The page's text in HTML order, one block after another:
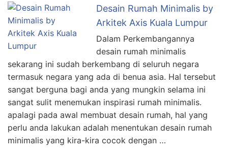
Desain Rumah Minimalis by
Arkitek Axis Kuala Lumpur
Dalam Perkembangannya
desain rumah minimalis
sekarang ini sudah berkembang di seluruh negara
termasuk negara yang ada di benua asia. Hal tersebut
sangat berguna bagi anda yang mungkin selama ini
sangat sulit menemukan inspirasi rumah minimalis.
apalagi pada awal membuat desain rumah, hal yang
perlu anda lakukan adalah menentukan desain rumah
minimalis yang kira-kira cocok dengan …